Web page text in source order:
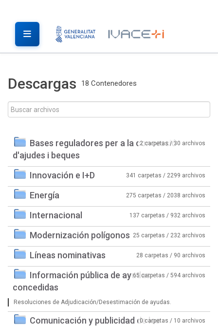
Descargas 18 Contenedores
Bases reguladores per a la concessió
d'ajudes i beques
2 carpetas / 30 archivos
Innovación e I+D 341 carpetas / 2299 archivos
Energía 275 carpetas / 2038 archivos
Internacional 137 carpetas / 932 archivos
Modernización polígonos 25 carpetas / 232 archivos
Líneas nominativas 28 carpetas / 90 archivos
Información pública de ayudas
concedidas
65 carpetas / 594 archivos
Resoluciones de Adjudicación/Desestimación de ayudas.
Comunicación y publicidad de los0 carpetas / 10 archivos